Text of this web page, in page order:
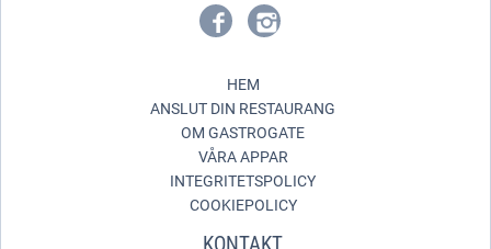
HEM
ANSLUT DIN RESTAURANG
OM GASTROGATE
VÅRA APPAR
INTEGRITETSPOLICY
COOKIEPOLICY
KONTAKT